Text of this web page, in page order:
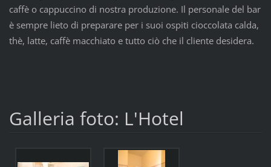
caffè o cappuccino di nostra produzione. Il personale del bar
è sempre lieto di preparare per i suoi ospiti cioccolata calda,
thè, latte, caffè macchiato e tutto ciò che il cliente desidera.
Galleria foto: L'Hotel